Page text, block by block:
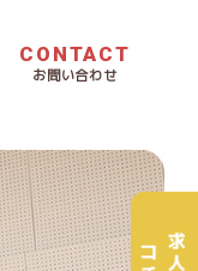
CONTACT
お問い合わせ